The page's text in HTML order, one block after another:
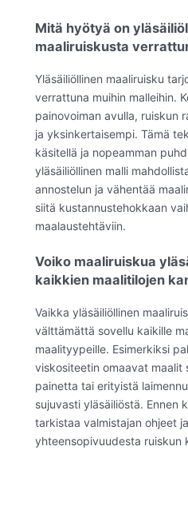
Mitä hyötyä on
maaliruiskusta
Yläsäiliöllinen maaliruisku
verrattuna muihin malleihin.
painovoiman avulla, ruiskun
ja yksinkertaisempi. Tämä
käsitellä ja nopeamman
yläsäiliöllinen malli
annostelun ja vähentää
siitä kustannustehokkaan
maalaustehtäviin.
Voiko maaliruiskua
kaikkien maalitilojen
Vaikka yläsäiliöllinen
välttämättä sovellu kaikille
maalityypeille. Esimerkiksi
viskositeetin omaavat maalit
painetta tai erityistä
sujuvasti yläsäiliöstä. Ennen
tarkistaa valmistajan ohjeet
yhteensopivuudesta ruiskun